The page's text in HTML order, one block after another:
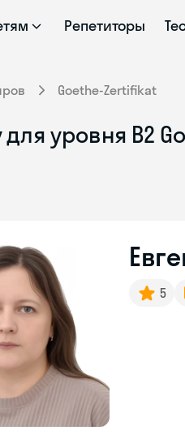
Репетиторы
Goethe-Zertifikat
уровня B2
5